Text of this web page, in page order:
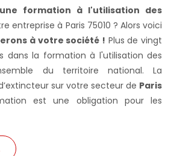
formation à l'utilisation des
entreprise à Paris 75010 ? Alors voici
à votre société ! Plus de vingt
dans la formation à l'utilisation des
du territoire national. La
sur votre secteur de Paris
est une obligation pour les